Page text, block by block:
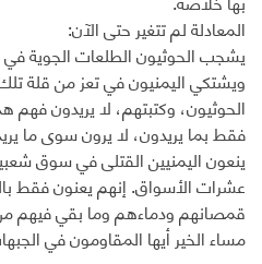
المعادلة لم تتغير حتى الآن:
يشجب الحوثيون الطلعات الجوية
ويشتكي اليمنيون في تعز من قلة
الحوثيون، وكتبتهم، لا يريدون فهم
فقط بما يريدون، لا يرون سوى ما
ينعون اليمنيين القتلى في سوق
عشرات الأسواق. إنهم يعنون فقط
قمصانهم ودماءهم وما بقي فيهم
مساء الخير أيها المقاومون في